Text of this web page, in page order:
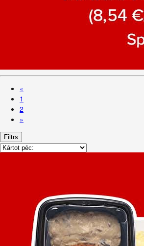
«
1
2
»
Filtrs